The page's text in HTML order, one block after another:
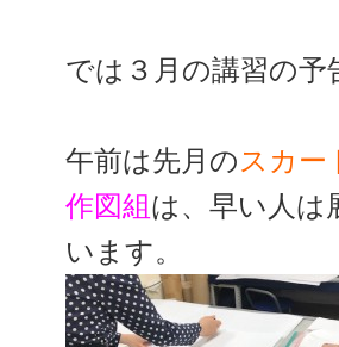
では３月の講習の予
午前は先月の スカー
作図組は、早い人は
います。